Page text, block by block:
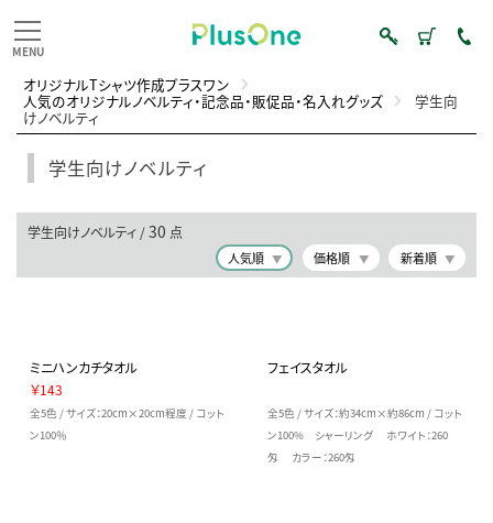
オリジナルTシャツ作成プラスワン
人気のオリジナルノベルティ・記念品・販促品・名入れグッズ 学生向
けノベルティ
学生向けノベルティ
学生向けノベルティ /30 点
人気順 価格順 新着順
ミニハンカチタオル
￥143
全5色 / サイズ：20cm×20cm程度 / コット
ン100％
フェイスタオル
全5色 / サイズ：約34cm×約86cm / コット
ン100% シャーリング ホワイト：260
匁 カラー：260匁